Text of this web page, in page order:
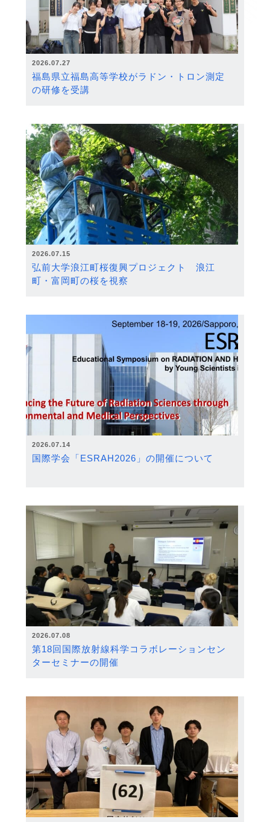
2026.07.27
福島県立福島高等学校がラドン・トロン測定
の研修を受講
2026.07.15
弘前大学浪江町桜復興プロジェクト 浪江
町・富岡町の桜を視察
2026.07.14
国際学会「ESRAH2026」の開催について
2026.07.08
第18回国際放射線科学コラボレーションセン
ターセミナーの開催